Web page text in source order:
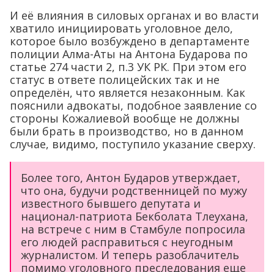
И её влияния в силовых органах и во власти
хватило инициировать уголовное дело,
которое было возбуждено в департаменте
полиции Алма-Аты на Антона Бударова по
статье 274 части 2, п.3 УК РК. При этом его
статус в ответе полицейских так и не
определён, что является незаконным. Как
пояснили адвокаты, подобное заявление со
стороны Кожалиевой вообще не должны
были брать в производство, но в данном
случае, видимо, поступило указание сверху.
Более того, Антон Бударов утверждает,
что она, будучи родственницей по мужу
известного бывшего депутата и
национал-патриота Бекболата Тлеухана,
на встрече с ним в Стамбуле попросила
его людей расправиться с неугодным
журналистом. И теперь разоблачитель
помимо уголовного преследования еще